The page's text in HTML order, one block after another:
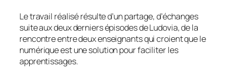
Le travail réalisé résulte d’un partage, d’échanges
suite aux deux derniers épisodes de Ludovia, de la
rencontre entre deux enseignants qui croient que le
numérique est une solution pour faciliter les
apprentissages.